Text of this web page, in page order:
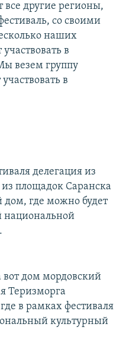
все другие регионы,
со своими
наших
в
везем группу
в
делегация из
площадок Саранска
где можно будет
национальной
вот дом мордовский
Теризморга
в рамках фестиваля
культурный